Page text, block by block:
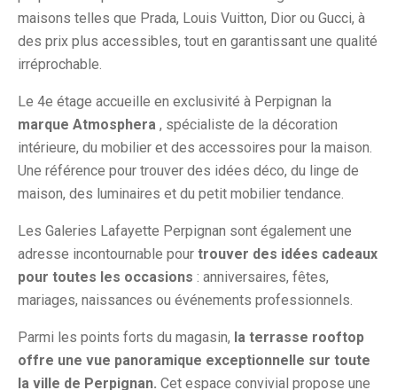
maisons telles que Prada, Louis Vuitton, Dior ou Gucci, à
des prix plus accessibles, tout en garantissant une qualité
irréprochable.
Le 4e étage accueille en exclusivité à Perpignan la
marque Atmosphera , spécialiste de la décoration
intérieure, du mobilier et des accessoires pour la maison.
Une référence pour trouver des idées déco, du linge de
maison, des luminaires et du petit mobilier tendance.
Les Galeries Lafayette Perpignan sont également une
adresse incontournable pour trouver des idées cadeaux
pour toutes les occasions : anniversaires, fêtes,
mariages, naissances ou événements professionnels.
Parmi les points forts du magasin, la terrasse rooftop
offre une vue panoramique exceptionnelle sur toute
la ville de Perpignan. Cet espace convivial propose une